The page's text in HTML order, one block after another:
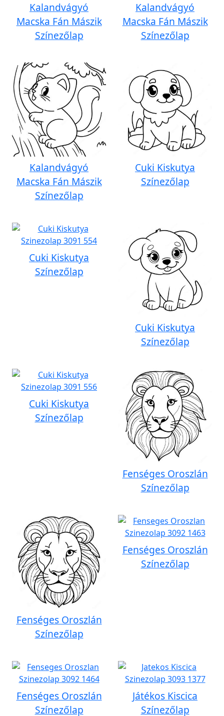
Kalandvágyó
Macska Fán Mászik
Színezőlap
Kalandvágyó
Macska Fán Mászik
Színezőlap
Kalandvágyó
Macska Fán Mászik
Színezőlap
Cuki Kiskutya
Színezőlap
Cuki Kiskutya
Színezőlap
Cuki Kiskutya
Színezőlap
Cuki Kiskutya
Színezőlap
Fenséges Oroszlán
Színezőlap
Fenséges Oroszlán
Színezőlap
Fenséges Oroszlán
Színezőlap
Fenséges Oroszlán
Színezőlap
Játékos Kiscica
Színezőlap